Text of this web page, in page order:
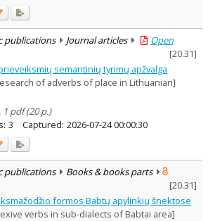
publications Journal articles
Open
[20.31]
semantinių tyrimų apžvalga
of adverbs of place in Lithuanian]
1 pdf (20 p.)
3 Captured: 2026-07-24 00:00:30
publications
Books & books parts
[20.31]
formos Babtų apylinkių šnektose
verbs in sub-dialects of Babtai area]